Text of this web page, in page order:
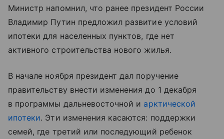
Министр напомнил, что ранее президент России
Владимир Путин предложил развитие условий
ипотеки для населенных пунктов, где нет
активного строительства нового жилья.
В начале ноября президент дал поручение
правительству внести изменения до 1 декабря
в программы дальневосточной и арктической
ипотеки. Эти изменения касаются: поддержки
семей, где третий или последующий ребенок